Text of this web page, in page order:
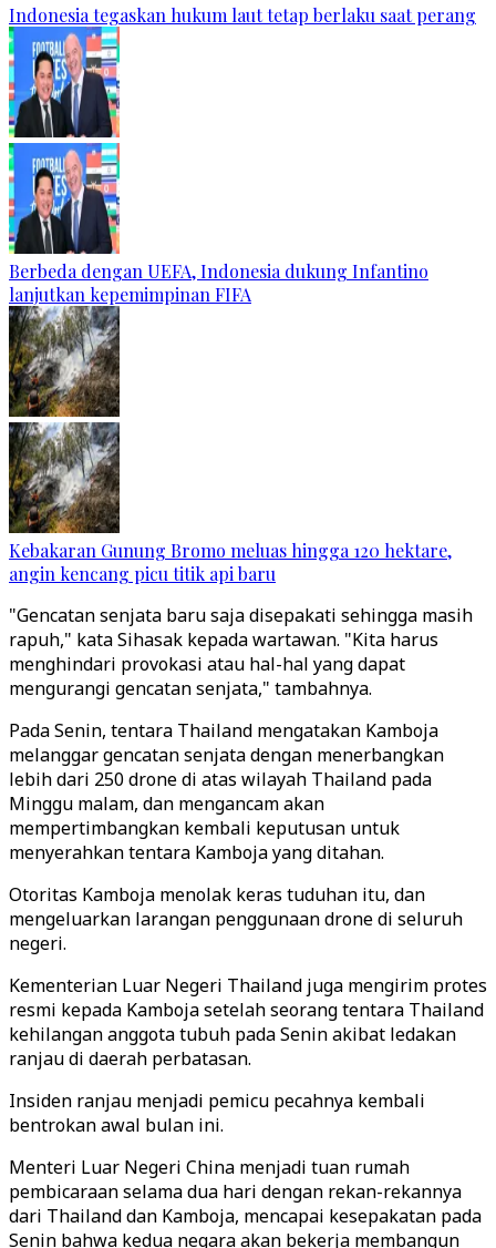
Indonesia tegaskan hukum laut tetap berlaku saat perang
Berbeda dengan UEFA, Indonesia dukung Infantino
lanjutkan kepemimpinan FIFA
Kebakaran Gunung Bromo meluas hingga 120 hektare,
angin kencang picu titik api baru
"Gencatan senjata baru saja disepakati sehingga masih
rapuh," kata Sihasak kepada wartawan. "Kita harus
menghindari provokasi atau hal-hal yang dapat
mengurangi gencatan senjata," tambahnya.
Pada Senin, tentara Thailand mengatakan Kamboja
melanggar gencatan senjata dengan menerbangkan
lebih dari 250 drone di atas wilayah Thailand pada
Minggu malam, dan mengancam akan
mempertimbangkan kembali keputusan untuk
menyerahkan tentara Kamboja yang ditahan.
Otoritas Kamboja menolak keras tuduhan itu, dan
mengeluarkan larangan penggunaan drone di seluruh
negeri.
Kementerian Luar Negeri Thailand juga mengirim protes
resmi kepada Kamboja setelah seorang tentara Thailand
kehilangan anggota tubuh pada Senin akibat ledakan
ranjau di daerah perbatasan.
Insiden ranjau menjadi pemicu pecahnya kembali
bentrokan awal bulan ini.
Menteri Luar Negeri China menjadi tuan rumah
pembicaraan selama dua hari dengan rekan-rekannya
dari Thailand dan Kamboja, mencapai kesepakatan pada
Senin bahwa kedua negara akan bekerja membangun